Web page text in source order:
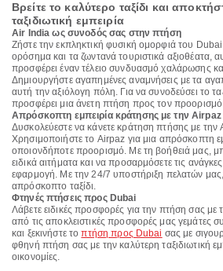
Βρείτε το καλύτερο ταξίδι και
ταξιδιωτική εμπειρία
Air India ως συνοδός σας στην πτήση
Ζήστε την εκπληκτική φυσική ομορφιά του
ορόσημα και τα ζωντανά τουριστικά αξιοθέατα,
προσφέρει έναν τέλειο συνδυασμό χαλάρωσης
Δημιουργήστε αγαπημένες αναμνήσεις με τα
αυτή την αξιόλογη πόλη. Για να συνοδεύσει το
προσφέρει μια άνετη πτήση προς τον
Απρόσκοπτη εμπειρία κράτησης με την Airpaz
Δυσκολεύεστε να κάνετε κράτηση πτήσης με
Χρησιμοποιήστε το Airpaz για μια απρόσκοπτη
οποιονδήποτε προορισμό. Με τη βοήθειά μας,
ειδικά αιτήματα και να προσαρμόσετε τις
εφαρμογή. Με την 24/7 υποστήριξη πελατών μας,
απρόσκοπτο ταξίδι.
Φτηνές πτήσεις προς Dubai
Λάβετε ειδικές προσφορές για την πτήση σας
από τις αποκλειστικές προσφορές μας γεμάτες
και ξεκινήστε τοπτήση προς Dubai σας με
φθηνή πτήση σας με την καλύτερη ταξιδιωτική
οικονομίες.